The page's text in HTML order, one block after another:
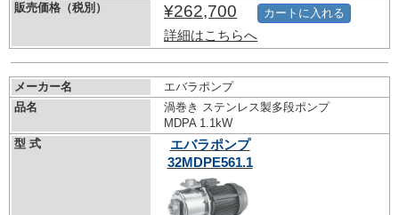
販売価格（税別）
¥262,700
詳細はこちらへ
カートに入れる
メーカー名
エバラポンプ
品名
渦巻き ステンレス製多段ポンプ
MDPA 1.1kW
型 式
エバラポンプ
32MDPE561.1